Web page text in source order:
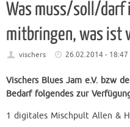
Was muss/soll/darf
mitbringen, was ist
vischers 26.02.2014 - 18:47
Vischers Blues Jam e.V. bzw
Bedarf folgendes zur
1 digitales Mischpult Allen &